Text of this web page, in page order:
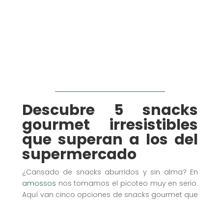
Descubre 5 snacks
gourmet irresistibles
que superan a los del
supermercado
¿Cansado de snacks aburridos y sin alma? En
amossos nos tomamos el picoteo muy en serio.
Aquí van cinco opciones de snacks gourmet que